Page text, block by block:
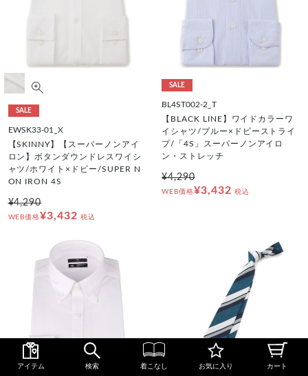
SALE
EWSK33-01_X
【SKINNY】【スーパーノンアイ
ロン】ボタンダウンドレスワイシ
ャツ/ホワイト×ドビー/SUPER N
ON IRON 4S
¥4,290
WEB価格¥3,432 税込
SALE
BL4ST002-2_T
【BLACK LINE】ワイドカラーワ
イシャツ/ブルー×ドビーストライ
プ/「4S」スーパーノンアイロ
ン・ストレッチ
¥4,290
WEB価格¥3,432 税込
アイテム 検索 着こなし お気に入り カート